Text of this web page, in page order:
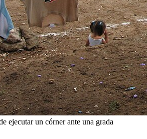
ejecutar un córner ante una grada